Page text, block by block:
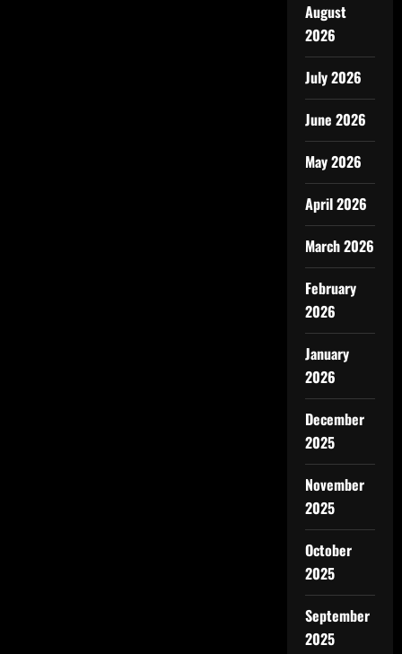
August
2026
July 2026
June 2026
May 2026
April 2026
March 2026
February
2026
January
2026
December
2025
November
2025
October
2025
September
2025